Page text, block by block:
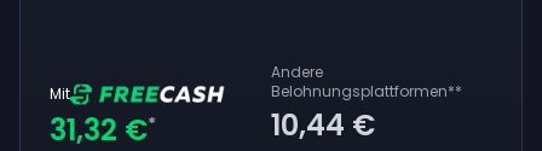
Mit
31,32 €*
Andere
Belohnungsplattformen**
10,44 €